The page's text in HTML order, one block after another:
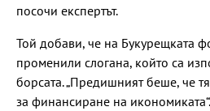
посочи експертът.
Той добави, че на Букурещката
променили слогана, който са
борсата. „Предишният беше, че
за финансиране на